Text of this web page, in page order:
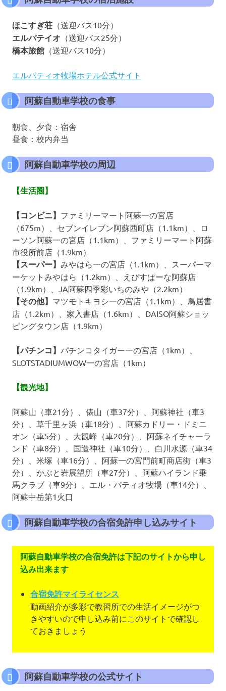
ほこすぎ荘 （送迎バス10分）
エルパテイオ （送迎バス25分）
橋本旅館 （送迎バス10分）
エルパティオ牧場ホテル公式サイト
阿蘇自動車学校の食事
朝食、夕食：宿舎
昼食：校内弁当
阿蘇自動車学校の周辺
【生活圏】
【コンビニ】 ファミリーマート阿蘇一の宮店
（675m）、セブンイレブン阿蘇西町店（1.1km）、ロ
ーソン阿蘇一の宮店（1.1km）、ファミリーマート阿蘇
市役所前店（1.9km）
【スーパー】 みやはら一の宮店（1.1km）、スーパーマ
ーケットみやはら（1.2km）、えびすぱーな阿蘇店
（1.9km）、JA阿蘇四季彩いちのみや（2.2km）
【その他】 マツモトキヨシ一の宮店（1.1km）、鳥居書
店（1.2km）、家入書店（1.6km）、DAISO阿蘇ショッ
ピングタウン店（1.9km）
【パチンコ】 パチンコタイガー一の宮店（1km）、
SLOTSTADIUMWOW一の宮店（1km）
【観光地】
阿蘇山（車21分）、俵山（車37分）、阿蘇神社（車3
分）、草千里ヶ浜（車18分）、阿蘇カドリー・ドミニ
オン（車5分）、大観峰（車20分）、阿蘇ネイチャーラ
ンド（車8分）、国造神社（車10分）、白川水源（車34
分）、米塚（車16分）、阿蘇一の宮門前町商店街（車3
分）、かぶと岩展望所（車27分）、阿蘇ハイランド乗
馬クラブ（車9分）、エル・パティオ牧場（車14分）、
阿蘇中岳第1火口
阿蘇自動車学校の合宿免許申し込みサイト
阿蘇自動車学校の合宿免許は下記のサイトから申し
込み出来ます
合宿免許マイライセンス
動画紹介が多彩で教習所での生活イメージがつ
きやすいので申し込み前にこのサイトで確認し
ておきましょう
阿蘇自動車学校の公式サイト